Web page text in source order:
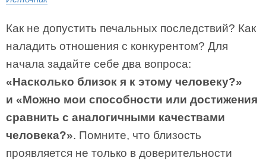
Как не допустить печальных последствий? Как
наладить отношения с конкурентом? Для
начала задайте себе два вопроса:
«Насколько близок я к этому человеку?»
и «Можно мои способности или достижения
сравнить с аналогичными качествами
человека?». Помните, что близость
проявляется не только в доверительности